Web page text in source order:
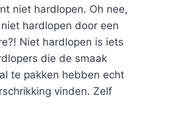
niet hardlopen. Oh nee,
hardlopen door een
Niet hardlopen is iets
die de smaak
te pakken hebben echt
vinden. Zelf